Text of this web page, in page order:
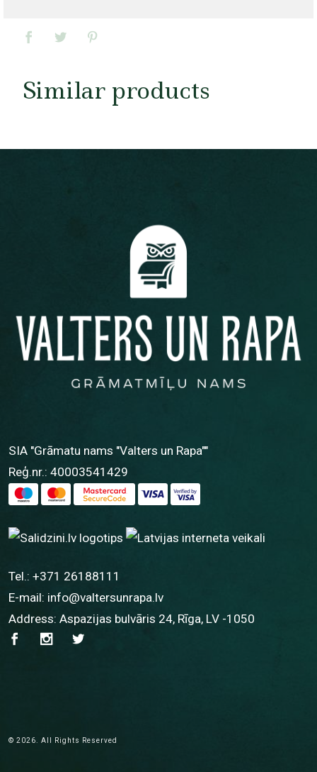
Similar products
SIA "Grāmatu nams "Valters un Rapa""
Reģ.nr.: 40003541429
Tel.: +371 26188111
E-mail: info@valtersunrapa.lv
Address: Aspazijas bulvāris 24, Rīga, LV -1050
© 2026. All Rights Reserved